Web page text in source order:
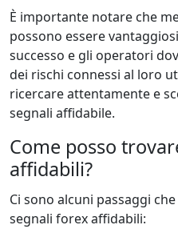
È importante notare che
possono essere
successo e gli operatori
dei rischi connessi al loro
ricercare attentamente e
segnali affidabile.
Come posso
affidabili?
Ci sono alcuni passaggi
segnali forex affidabili: